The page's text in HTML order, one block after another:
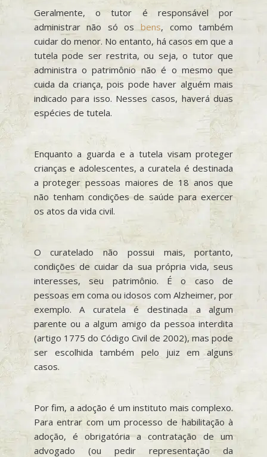
Geralmente, o tutor é responsável por
administrar não só osbens, como também
cuidar do menor. No entanto, há casos em que a
tutela pode ser restrita, ou seja, o tutor que
administra o patrimônio não é o mesmo que
cuida da criança, pois pode haver alguém mais
indicado para isso. Nesses casos, haverá duas
espécies de tutela.
Enquanto a guarda e a tutela visam proteger
crianças e adolescentes, a curatela é destinada
a proteger pessoas maiores de 18 anos que
não tenham condições de saúde para exercer
os atos da vida civil.
O curatelado não possui mais, portanto,
condições de cuidar da sua própria vida, seus
interesses, seu patrimônio. É o caso de
pessoas em coma ou idosos com Alzheimer, por
exemplo. A curatela é destinada a algum
parente ou a algum amigo da pessoa interdita
(artigo 1775 do Código Civil de 2002), mas pode
ser escolhida também pelo juiz em alguns
casos.
Por fim, a adoção é um instituto mais complexo.
Para entrar com um processo de habilitação à
adoção, é obrigatória a contratação de um
advogado (ou pedir representação da